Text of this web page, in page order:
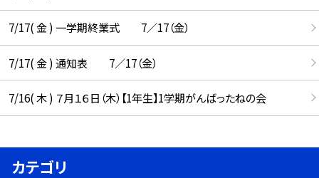
7/17( 金 ) 一学期終業式 7／17（金）
7/17( 金 ) 通知表 7／17（金）
7/16( 木 ) ７月１６日（木）【1年生】1学期がんばったねの会
カテゴリ